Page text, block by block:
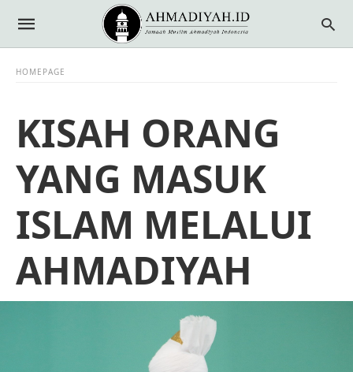
HOMEPAGE
KISAH ORANG
YANG MASUK
ISLAM MELALUI
AHMADIYAH